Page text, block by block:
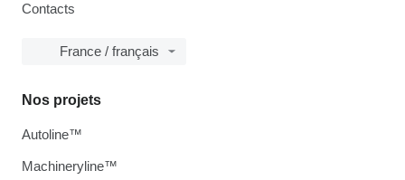
Contacts
France / français
Nos projets
Autoline™
Machineryline™